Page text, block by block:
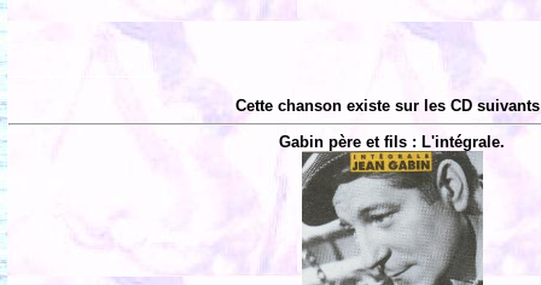
Cette chanson existe sur les CD
Gabin père et fils : L'intégrale.